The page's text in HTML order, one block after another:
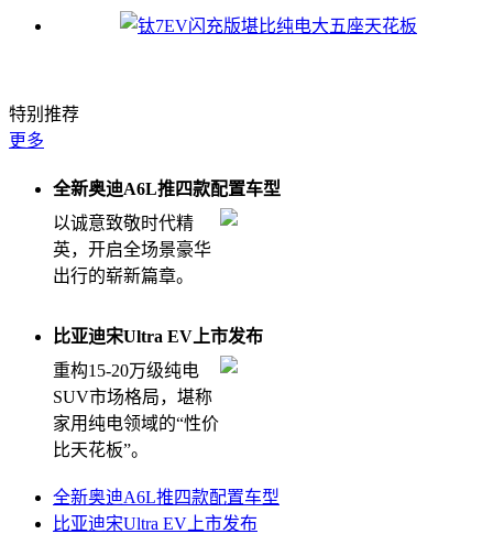
特别推荐
更多
全新奥迪A6L推四款配置车型
以诚意致敬时代精
英，开启全场景豪华
出行的崭新篇章。
比亚迪宋Ultra EV上市发布
重构15-20万级纯电
SUV市场格局，堪称
家用纯电领域的“性价
比天花板”。
全新奥迪A6L推四款配置车型
比亚迪宋Ultra EV上市发布